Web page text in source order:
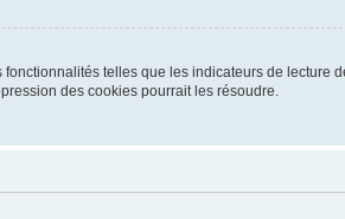
telles que les indicateurs de lecture
des cookies pourrait les résoudre.